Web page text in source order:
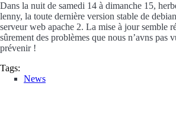
Dans la nuit de samedi 14 à dimanche 15,
lenny, la toute dernière version stable de
serveur web apache 2. La mise à jour semble
sûrement des problèmes que nous n’avns pas
prévenir !
Tags:
News